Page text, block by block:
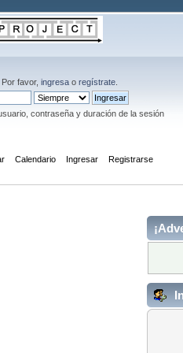
. Por favor,ingresa oregístrate
contraseña y duración de la sesión
Calendario Ingresar Registrarse